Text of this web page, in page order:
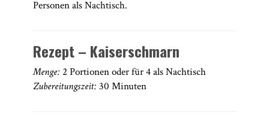
Personen als Nachtisch.
Rezept – Kaiserschmarn
Menge: 2 Portionen oder für 4 als Nachtisch
Zubereitungszeit: 30 Minuten